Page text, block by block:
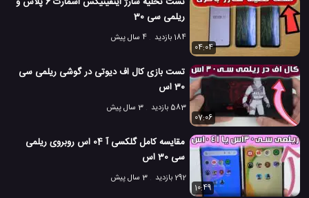
ریلمی سی 30
184 بازدید
4 سال پیش
04:04
تست بازی کال اف دیوتی در گوشی ریلمی سی
30 اس
583 بازدید
3 سال پیش
07:06
مقایسه کامل گلکسی آ 04 اس روبروی ریلمی
سی 30 اس
292 بازدید
3 سال پیش
10:49